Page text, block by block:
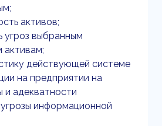
активов;
угроз выбранным
действующей системе
на предприятии на
адекватности
информационной